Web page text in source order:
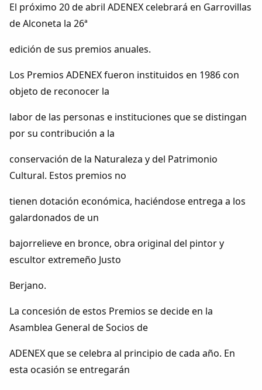
El próximo 20 de abril ADENEX celebrará en Garrovillas
de Alconeta la 26ª
edición de sus premios anuales.
Los Premios ADENEX fueron instituidos en 1986 con
objeto de reconocer la
labor de las personas e instituciones que se distingan
por su contribución a la
conservación de la Naturaleza y del Patrimonio
Cultural. Estos premios no
tienen dotación económica, haciéndose entrega a los
galardonados de un
bajorrelieve en bronce, obra original del pintor y
escultor extremeño Justo
Berjano.
La concesión de estos Premios se decide en la
Asamblea General de Socios de
ADENEX que se celebra al principio de cada año. En
esta ocasión se entregarán